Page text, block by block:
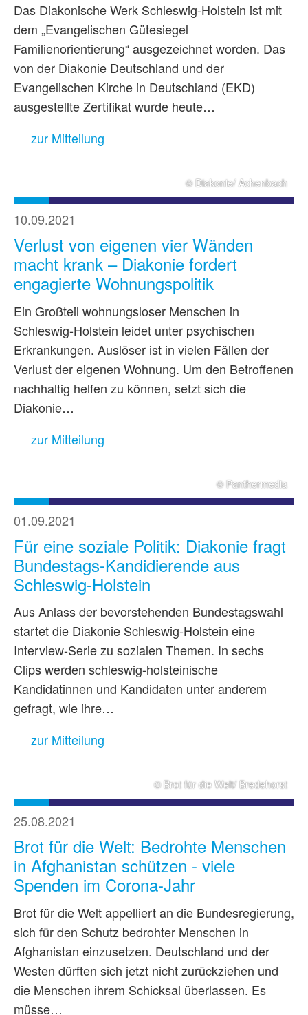
Das Diakonische Werk Schleswig-Holstein ist mit
dem „Evangelischen Gütesiegel
Familienorientierung“ ausgezeichnet worden. Das
von der Diakonie Deutschland und der
Evangelischen Kirche in Deutschland (EKD)
ausgestellte Zertifikat wurde heute…
zur Mitteilung
© Diakonie/ Achenbach
10.09.2021
Verlust von eigenen vier Wänden
macht krank – Diakonie fordert
engagierte Wohnungspolitik
Ein Großteil wohnungsloser Menschen in
Schleswig-Holstein leidet unter psychischen
Erkrankungen. Auslöser ist in vielen Fällen der
Verlust der eigenen Wohnung. Um den Betroffenen
nachhaltig helfen zu können, setzt sich die
Diakonie…
zur Mitteilung
© Panthermedia
01.09.2021
Für eine soziale Politik: Diakonie fragt
Bundestags-Kandidierende aus
Schleswig-Holstein
Aus Anlass der bevorstehenden Bundestagswahl
startet die Diakonie Schleswig-Holstein eine
Interview-Serie zu sozialen Themen. In sechs
Clips werden schleswig-holsteinische
Kandidatinnen und Kandidaten unter anderem
gefragt, wie ihre…
zur Mitteilung
© Brot für die Welt/ Bredehorst
25.08.2021
Brot für die Welt: Bedrohte Menschen
in Afghanistan schützen - viele
Spenden im Corona-Jahr
Brot für die Welt appelliert an die Bundesregierung,
sich für den Schutz bedrohter Menschen in
Afghanistan einzusetzen. Deutschland und der
Westen dürften sich jetzt nicht zurückziehen und
die Menschen ihrem Schicksal überlassen. Es
müsse…